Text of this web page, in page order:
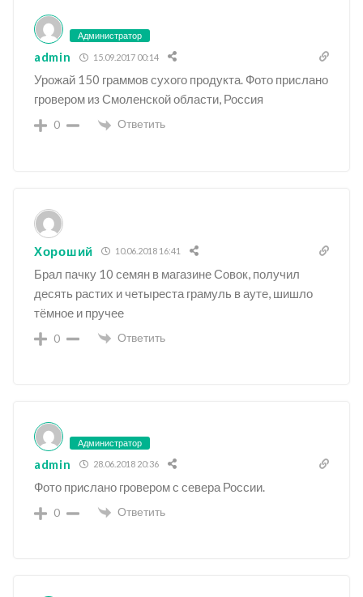
Администратор
admin 15.09.2017 00:14
Урожай 150 граммов сухого продукта. Фото прислано
гровером из Смоленской области, Россия
0 Ответить
Хороший 10.06.2018 16:41
Брал пачку 10 семян в магазине Совок, получил
десять растих и четыреста грамуль в ауте, шишло
тёмное и пручее
0 Ответить
Администратор
admin 28.06.2018 20:36
Фото прислано гровером с севера России.
0 Ответить